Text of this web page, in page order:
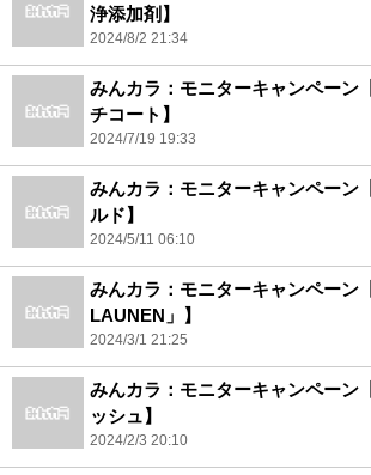
浄添加剤】
2024/8/2 21:34
みんカラ：モニターキャンペーン
チコート】
2024/7/19 19:33
みんカラ：モニターキャンペーン
ルド】
2024/5/11 06:10
みんカラ：モニターキャンペーン
LAUNEN」】
2024/3/1 21:25
みんカラ：モニターキャンペーン
ッシュ】
2024/2/3 20:10